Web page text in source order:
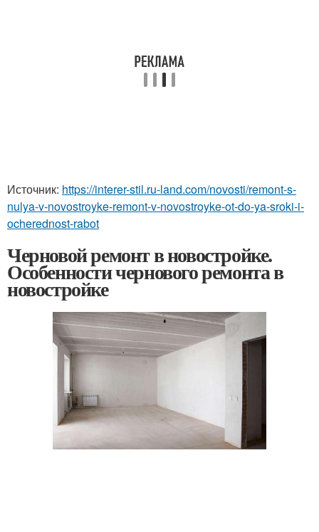
Источник: https://interer-stil.ru-land.com/novosti/remont-s-
nulya-v-novostroyke-remont-v-novostroyke-ot-do-ya-sroki-i-
ocherednost-rabot
Черновой ремонт в новостройке.
Особенности чернового ремонта в
новостройке